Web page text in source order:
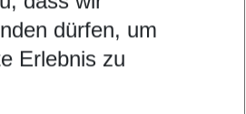
suits your best
dürfen, um
Erlebnis zu